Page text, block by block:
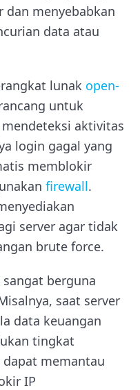
dan menyebabkan
data atau
lunak open-
untuk
aktivitas
login gagal yang
memblokir
firewall.
server agar tidak
brute force.
sangat berguna
saat server
data keuangan
tingkat
memantau
IP